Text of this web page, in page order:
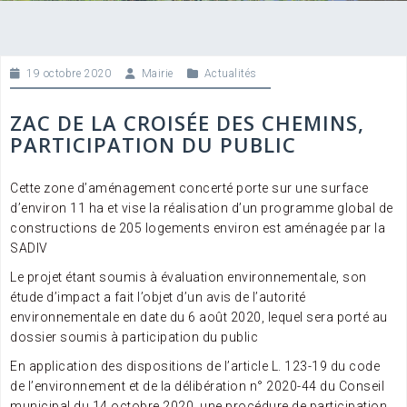
19 octobre 2020 Mairie Actualités
ZAC DE LA CROISÉE DES CHEMINS,
PARTICIPATION DU PUBLIC
Cette zone d’aménagement concerté porte sur une surface
d’environ 11 ha et vise la réalisation d’un programme global de
constructions de 205 logements environ est aménagée par la
SADIV
Le projet étant soumis à évaluation environnementale, son
étude d’impact a fait l’objet d’un avis de l’autorité
environnementale en date du 6 août 2020, lequel sera porté au
dossier soumis à participation du public
En application des dispositions de l’article L. 123-19 du code
de l’environnement et de la délibération n° 2020-44 du Conseil